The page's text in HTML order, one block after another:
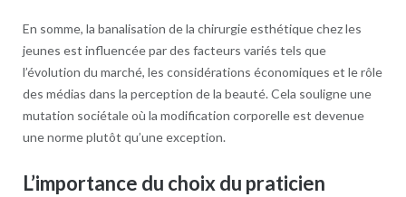
En somme, la banalisation de la chirurgie esthétique chez les
jeunes est influencée par des facteurs variés tels que
l’évolution du marché, les considérations économiques et le rôle
des médias dans la perception de la beauté. Cela souligne une
mutation sociétale où la modification corporelle est devenue
une norme plutôt qu’une exception.
L’importance du choix du praticien